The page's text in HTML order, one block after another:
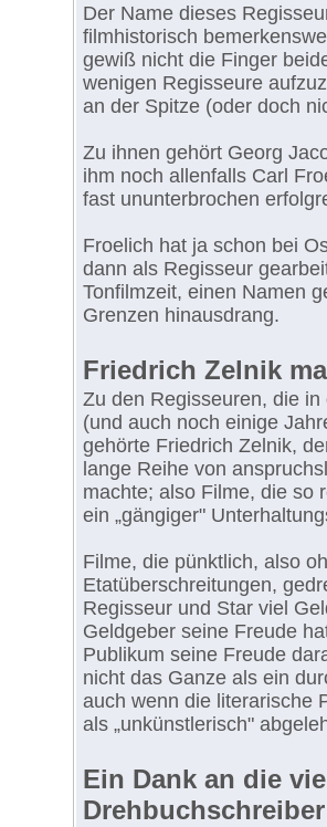
Der Name dieses
filmhistorisch
gewiß nicht die Finger
wenigen Regisseure
an der Spitze (oder doch
Zu ihnen gehört Georg
ihm noch allenfalls Carl
fast ununterbrochen
Froelich hat ja schon bei
dann als Regisseur
Tonfilmzeit, einen Namen
Grenzen hinausdrang.
Friedrich Zelnik
Zu den Regisseuren, die
(und auch noch einige
gehörte Friedrich Zelnik,
lange Reihe von
machte; also Filme, die so
ein „gängiger"
Filme, die pünktlich, also
Etatüberschreitungen,
Regisseur und Star viel
Geldgeber seine Freude
Publikum seine Freude
nicht das Ganze als ein
auch wenn die literarische
als „unkünstlerisch"
Ein Dank an die
Drehbuchschreiber